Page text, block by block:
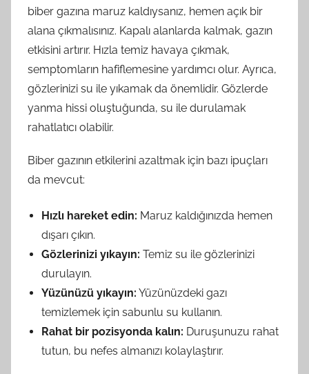
biber gazına maruz kaldıysanız, hemen açık bir
alana çıkmalısınız. Kapalı alanlarda kalmak, gazın
etkisini artırır. Hızla temiz havaya çıkmak,
semptomların hafiflemesine yardımcı olur. Ayrıca,
gözlerinizi su ile yıkamak da önemlidir. Gözlerde
yanma hissi oluştuğunda, su ile durulamak
rahatlatıcı olabilir.
Biber gazının etkilerini azaltmak için bazı ipuçları
da mevcut:
Hızlı hareket edin: Maruz kaldığınızda hemen
dışarı çıkın.
Gözlerinizi yıkayın: Temiz su ile gözlerinizi
durulayın.
Yüzünüzü yıkayın: Yüzünüzdeki gazı
temizlemek için sabunlu su kullanın.
Rahat bir pozisyonda kalın: Duruşunuzu rahat
tutun, bu nefes almanızı kolaylaştırır.